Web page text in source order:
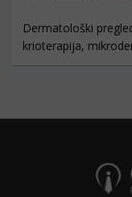
Dermatološki
krioterapija,